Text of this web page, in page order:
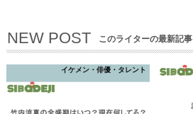
NEW POST このライターの最新記事
イケメン・俳優・タレント